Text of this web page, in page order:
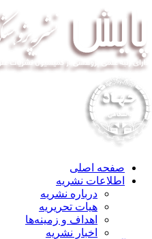
صفحه اصلی
اطلاعات نشریه
درباره نشریه
هیات تحریریه
اهداف و زمینه‌ها
اخبار نشریه